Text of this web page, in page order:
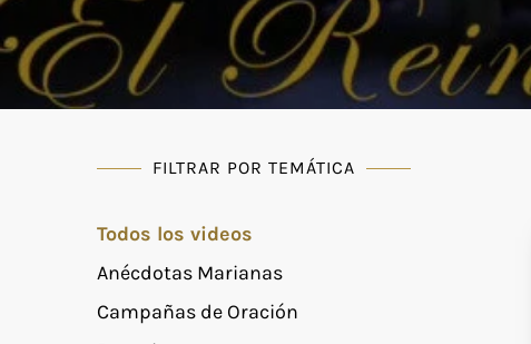
FILTRAR POR TEMÁTICA
Todos los videos
Anécdotas Marianas
Campañas de Oración